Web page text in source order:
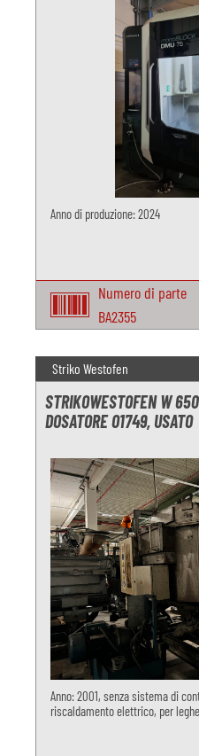
Anno di produzione: 2024
Numero di parte
BA2355
Striko Westofen
STRIKOWESTOFEN W
DOSATORE O1749, USATO
Anno: 2001, senza sistema di
riscaldamento elettrico, per